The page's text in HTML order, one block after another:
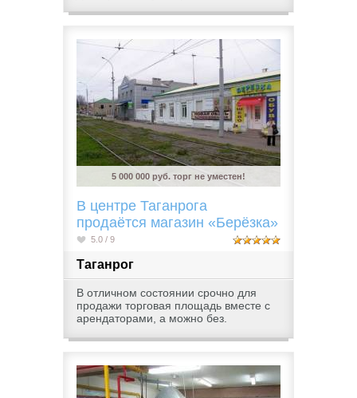
5 000 000 руб. торг не уместен!
В центре Таганрога
продаётся магазин «Берёзка»
5.0 / 9
Таганрог
В отличном состоянии срочно для
продажи торговая площадь вместе с
арендаторами, а можно без.